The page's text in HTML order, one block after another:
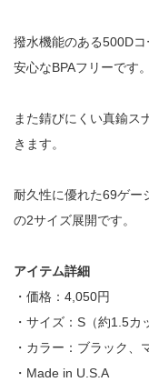
撥水機能のある500D
安心なBPAフリーです。
また錆びにくい真鍮ス
きます。
耐久性に優れた69ゲー
の2サイズ展開です。
アイテム詳細
・価格： 4,050円
・サイズ： S （約1.5カ
・カラー：ブラック、
・ Made in U.S.A